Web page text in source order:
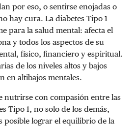
por eso, o sentirse enojadas o
hay cura. La diabetes Tipo 1
para la salud mental: afecta el
y todos los aspectos de su
físico, financiero y espiritual.
de los niveles altos y bajos
en altibajos mentales.
nutrirse con compasión entre las
Tipo 1, no solo de los demás,
posible lograr el equilibrio de la